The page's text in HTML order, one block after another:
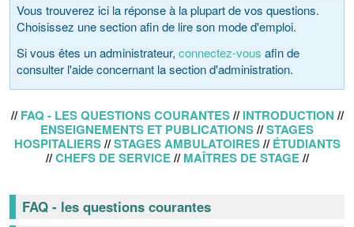
Vous trouverez ici la réponse à la plupart de vos questions.
Choisissez une section afin de lire son mode d'emploi.
Si vous êtes un administrateur, connectez-vous afin de
consulter l'aide concernant la section d'administration.
//FAQ - LES QUESTIONS COURANTES//INTRODUCTION //
ENSEIGNEMENTS ET PUBLICATIONS//STAGES
HOSPITALIERS//STAGES AMBULATOIRES//ÉTUDIANTS
//CHEFS DE SERVICE//MAÎTRES DE STAGE//
FAQ - les questions courantes